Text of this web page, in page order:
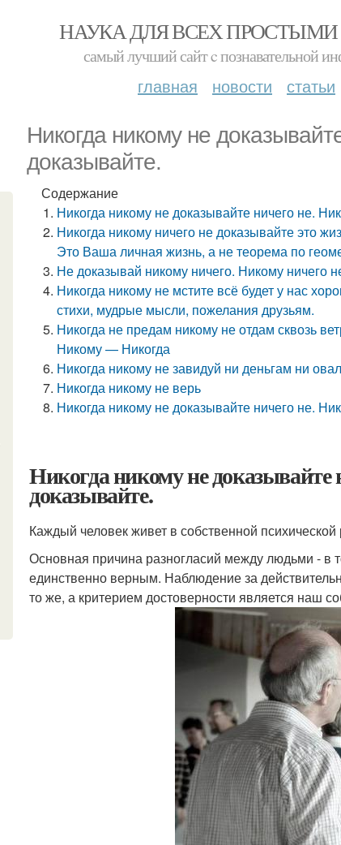
НАУКА ДЛЯ ВСЕХ
самый лучший сайт c познавательной
главная новости статьи
Никогда никому не
доказывайте.
Содержание
Никогда никому не доказывайте ничего не.
Никогда никому ничего не доказывайте это
Это Ваша личная жизнь, а не теорема по
Не доказывай никому ничего. Никому ничего
Никогда никому не мстите всё будет у нас
стихи, мудрые мысли, пожелания друзьям.
Никогда не предам никому не отдам сквозь
Никому — Никогда
Никогда никому не завидуй ни деньгам ни
Никогда никому не верь
Никогда никому не доказывайте ничего не.
Никогда никому не доказывайте
доказывайте.
Каждый человек живет в собственной
Основная причина разногласий между людьми - в
единственно верным. Наблюдение за
то же, а критерием достоверности является наш